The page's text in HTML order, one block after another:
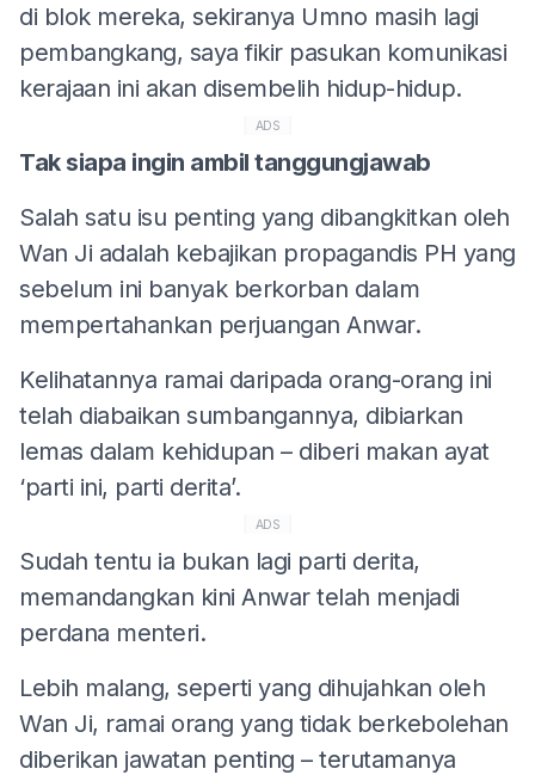
di blok mereka, sekiranya Umno masih lagi
pembangkang, saya fikir pasukan komunikasi
kerajaan ini akan disembelih hidup-hidup.
ADS
Tak siapa ingin ambil tanggungjawab
Salah satu isu penting yang dibangkitkan oleh
Wan Ji adalah kebajikan propagandis PH yang
sebelum ini banyak berkorban dalam
mempertahankan perjuangan Anwar.
Kelihatannya ramai daripada orang-orang ini
telah diabaikan sumbangannya, dibiarkan
lemas dalam kehidupan – diberi makan ayat
‘parti ini, parti derita’.
ADS
Sudah tentu ia bukan lagi parti derita,
memandangkan kini Anwar telah menjadi
perdana menteri.
Lebih malang, seperti yang dihujahkan oleh
Wan Ji, ramai orang yang tidak berkebolehan
diberikan jawatan penting – terutamanya